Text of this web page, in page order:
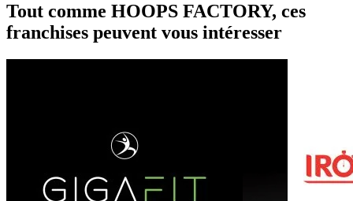
Tout comme HOOPS FACTORY, ces
franchises peuvent vous intéresser